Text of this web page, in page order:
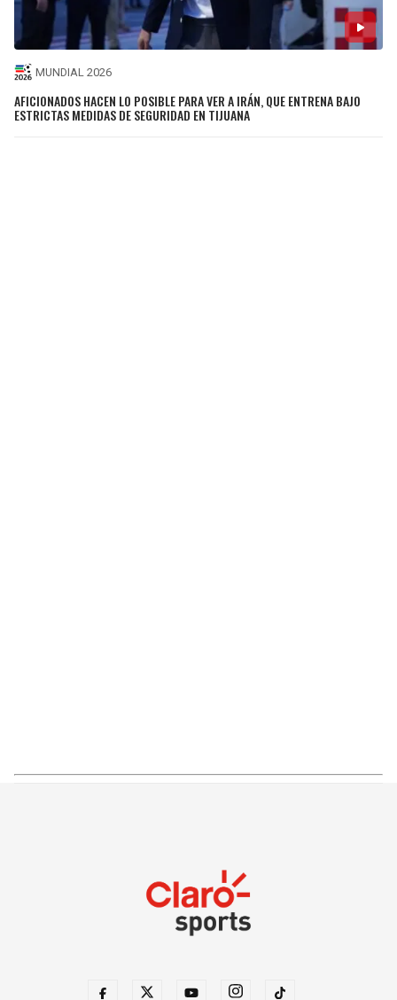
MUNDIAL 2026
AFICIONADOS HACEN LO POSIBLE PARA VER A IRÁN, QUE ENTRENA BAJO
ESTRICTAS MEDIDAS DE SEGURIDAD EN TIJUANA